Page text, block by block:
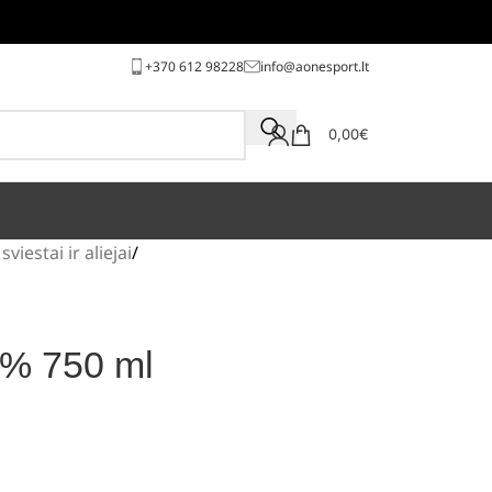
+370 612 98228 info@aonesport.lt
0,00€
ir aliejai
750 ml